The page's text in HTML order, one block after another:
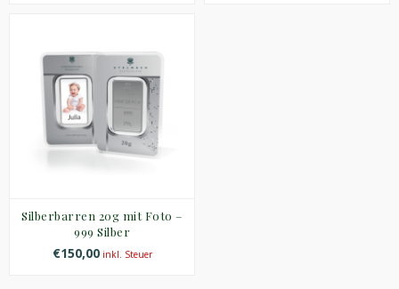
Silberbarren 20g mit Foto –
999 Silber
€150,00inkl. Steuer